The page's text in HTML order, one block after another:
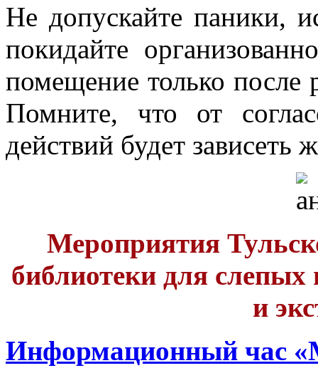
Не допускайте паники,
покидайте
помещение только после
Помните, что от
действий будет
Мероприятия
библиотеки для
и
Информационный час